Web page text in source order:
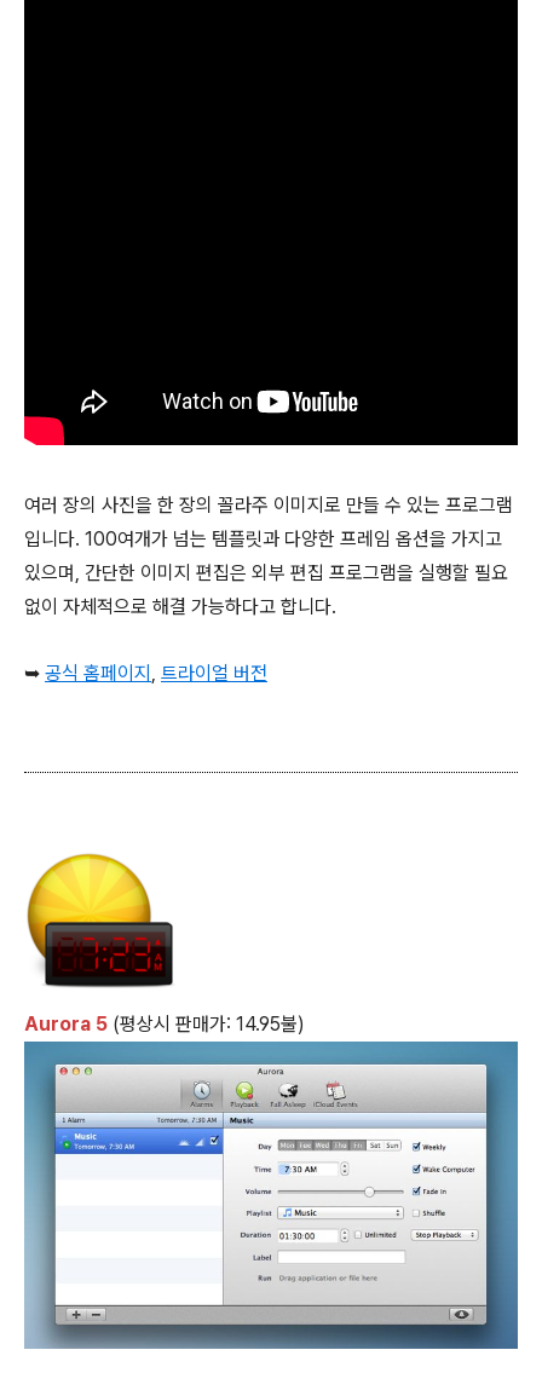
여러 장의 사진을 한 장의 꼴라주 이미지로 만들 수 있는 프로그램
입니다. 100여개가 넘는 템플릿과 다양한 프레임 옵션을 가지고
있으며, 간단한 이미지 편집은 외부 편집 프로그램을 실행할 필요
없이 자체적으로 해결 가능하다고 합니다.
➥ 공식 홈페이지 , 트라이얼 버전
Aurora 5 (평상시 판매가: 14.95불)